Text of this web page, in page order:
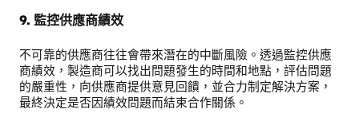
9. 監控供應商績效
不可靠的供應商往往會帶來潛在的中斷風險。透過監控供應
商績效，製造商可以找出問題發生的時間和地點，評估問題
的嚴重性，向供應商提供意見回饋，並合力制定解決方案，
最終決定是否因績效問題而結束合作關係。